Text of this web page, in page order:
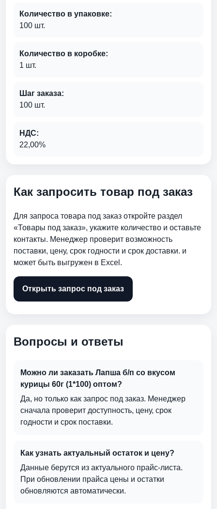
Количество в упаковке:
100 шт.
Количество в коробке:
1 шт.
Шаг заказа:
100 шт.
НДС:
22,00%
Как запросить товар под заказ
Для запроса товара под заказ откройте раздел
«Товары под заказ», укажите количество и оставьте
контакты. Менеджер проверит возможность
поставки, цену, срок годности и срок доставки. и
может быть выгружен в Excel.
Открыть запрос под заказ
Вопросы и ответы
Можно ли заказать Лапша б/п со вкусом
курицы 60г (1*100) оптом?
Да, но только как запрос под заказ. Менеджер
сначала проверит доступность, цену, срок
годности и срок поставки.
Как узнать актуальный остаток и цену?
Данные берутся из актуального прайс-листа.
При обновлении прайса цены и остатки
обновляются автоматически.